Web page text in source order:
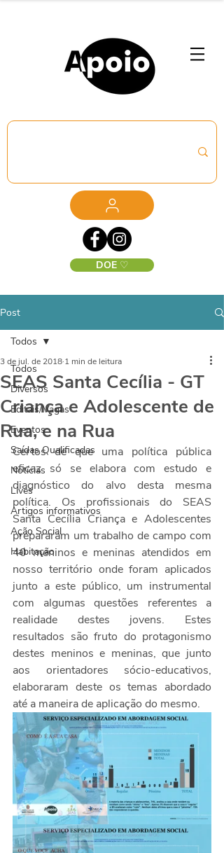
DOE ♡
Post
Todos
Diversos
Editais/Vagas
Eventos
Saídas Qualificadas
Notícias
Lives
Artigos informativos
Ação Social
Habitação
Todos
SEAS Santa Cecília - GT
Criança e Adolescente de
Rua, e na Rua
3 de jul. de 2018 1 min de leitura
Certos de que uma política pública
eficaz só se elabora com estudo e
diagnóstico do alvo desta mesma
política. Os profissionais do SEAS
Santa Cecília Criança e Adolescentes
prepararam um trabalho de campo com
40 meninos e meninas atendidos em
nosso território onde foram aplicados
junto a este público, um instrumental
com algumas questões referentes a
realidade destes jovens. Estes
resultados são fruto do protagonismo
destes meninos e meninas, que junto
aos orientadores sócio-educativos,
elaboraram deste os temas abordado
até a maneira de aplicação do mesmo.